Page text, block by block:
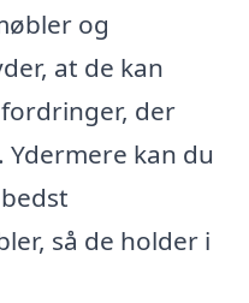
og
at de kan
der
kan du
så de holder i